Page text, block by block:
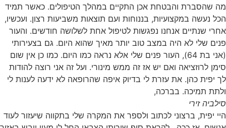
מה שהסברת והבטחת אכן התקיים במהלך הטיפולים. כאשר תמיד
הכל נעשה במקצועיות, בננוחות ועם תוצאות משביעות רצון. ועכשיו,
אחרי שנתיים אנחנו נפגשות לטיפול אחת לשלושה חודשים. והעור
פנים שלי לא היה במצב טוב יותר מאיך שהוא היום. גם בצעירותי
(אני בת 64), העור פנים שלי אלא נראה כמו היום. כמו כן אין שום
סימן לרוזציאה ואם יש אז זה ממש מינורי. ועל זה אני רוצה להודות
לך יפית כהן. את עזרת לי בדיוק איפה שהרופאה לא ידעה לענות לי
ולתת תמיכה. בברכה,
סילביה זירי
היי יפית, ברצוני לכתוב ולספר את המקרה שלי בתקווה שיעזור לעוד